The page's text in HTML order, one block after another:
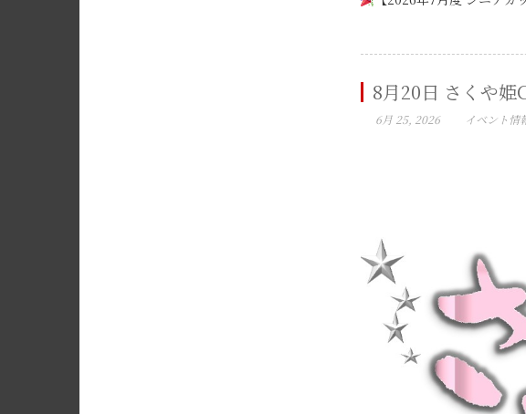
8月20日 さくや姫
6月 25, 2026 イベント情